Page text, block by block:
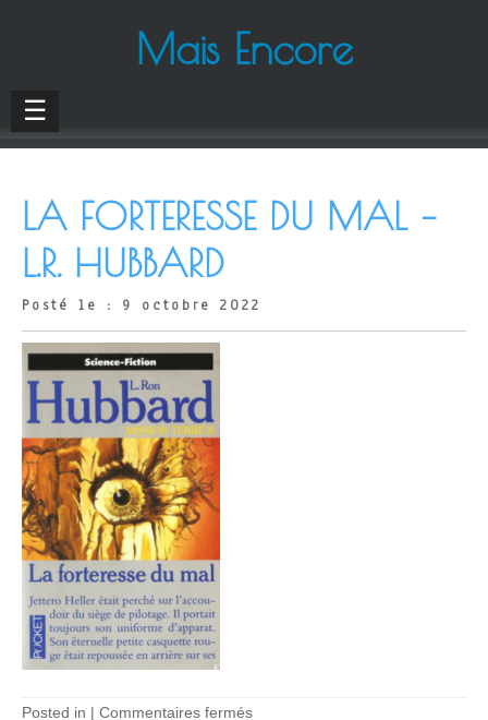
Mais Encore
☰
LA FORTERESSE DU MAL –
L.R. HUBBARD
Posté le : 9 octobre 2022
Posted in | Commentaires ferméssur